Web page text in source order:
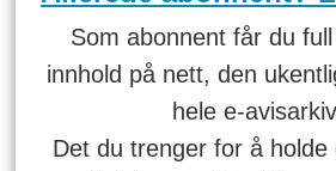
Som abonnent får du
innhold på nett, den
hele e-
Det du trenger for å holde